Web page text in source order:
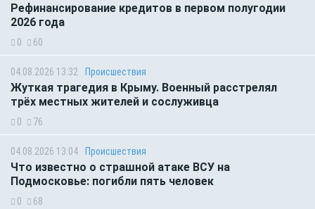
Рефинансирование кредитов в первом полугодии
2026 года
0 60
04.08.2026 13:32 Происшествия
Жуткая трагедия в Крыму. Военный расстрелял
трёх местных жителей и сослуживца
0 76
04.08.2026 13:04 Происшествия
Что известно о страшной атаке ВСУ на
Подмосковье: погибли пять человек
0 68